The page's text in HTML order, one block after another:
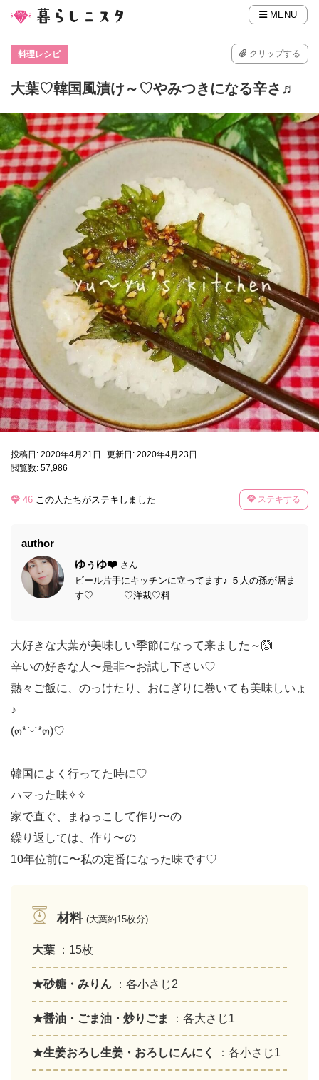
MENU
料理レシピ クリップする
大葉♡韓国風漬け～♡やみつきになる辛さ♬
投稿日: 2020年4月21日
更新日: 2020年4月23日
閲覧数: 57,986
46 この人たちがステキしました ステキする
author
ゆぅゆ❤️ さん
ビール片手にキッチンに立ってます♪ ５人の孫が居ま
す♡ ………♡洋裁♡料...
大好きな大葉が美味しい季節になって来ました～🙆
辛いの好きな人〜是非〜お試し下さい♡
熱々ご飯に、のっけたり、おにぎりに巻いても美味しいょ
♪
(๓*ˊᵕˋ*๓)♡
韓国によく行ってた時に♡
ハマった味✧✧
家で直ぐ、まねっこして作り〜の
繰り返しては、作り〜の
10年位前に〜私の定番になった味です♡
材料 (大葉約15枚分)
大葉 ：15枚
★砂糖・みりん ：各小さじ2
★醤油・ごま油・炒りごま ：各大さじ1
★生姜おろし生姜・おろしにんにく ：各小さじ1